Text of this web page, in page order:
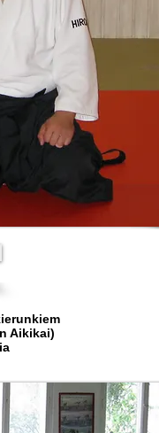
Aikikai)